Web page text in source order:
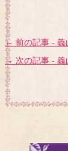
← 前の記事 - 義
→ 次の記事 - 義